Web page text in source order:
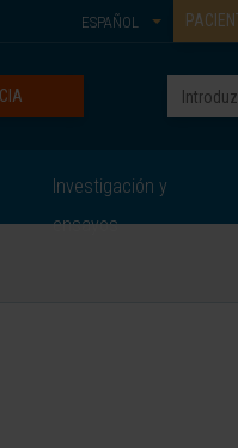
ESPAÑOL
Investigación y
ensayos